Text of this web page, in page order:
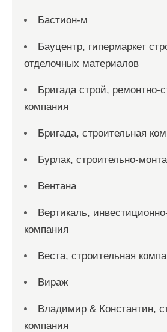
Бастион-м
Бауцентр, гипермаркет
отделочных материалов
Бригада строй, ремонтно-
компания
Бригада, строительная
Бурлак, строительно-
Вентана
Вертикаль,
компания
Веста, строительная
Вираж
Владимир & Константин,
компания